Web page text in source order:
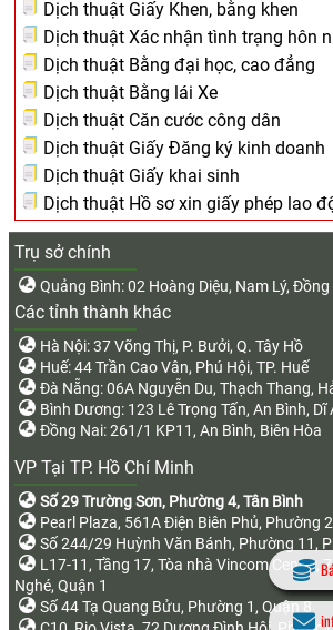
Dịch thuật Giấy Khen, bằng khen
Dịch thuật Xác nhận tình trạng hôn
Dịch thuật Bằng đại học, cao đẳng
Dịch thuật Bằng lái Xe
Dịch thuật Căn cước công dân
Dịch thuật Giấy Đăng ký kinh doanh
Dịch thuật Giấy khai sinh
Dịch thuật Hồ sơ xin giấy phép lao
Trụ sở chính
Quảng Bình: 02 Hoàng Diệu, Nam Lý, Đồng
Các tỉnh thành khác
Hà Nội: 37 Võng Thị, P. Bưởi, Q. Tây Hồ
Huế: 44 Trần Cao Vân, Phú Hội, TP. Huế
Đà Nẵng: 06A Nguyễn Du, Thạch Thang,
Bình Dương: 123 Lê Trọng Tấn, An Bình, Dĩ
Đồng Nai: 261/1 KP11, An Bình, Biên Hòa
VP Tại TP. Hồ Chí Minh
Số 29 Trường Sơn, Phường 4, Tân Bình
Pearl Plaza, 561A Điện Biên Phủ, Phường
Số 244/29 Huỳnh Văn Bánh, Phường 11,
L17-11, Tầng 17, Tòa nhà Vincom Center,
Nghé, Quận 1
Số 44 Tạ Quang Bửu, Phường 1, Quận 8